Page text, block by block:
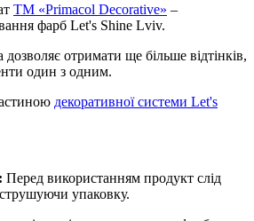
ТМ «Primacol Decorative» –
фарб Let's Shine Lviv.
отримати ще більше відтінків,
один з одним.
декоративної системи Let's
Перед використанням продукт слід
упаковку.